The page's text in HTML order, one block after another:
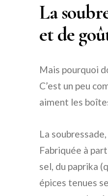
La
et de
Mais pourquoi
C’est un peu
aiment les
La
Fabriquée à
sel, du paprika
épices tenues